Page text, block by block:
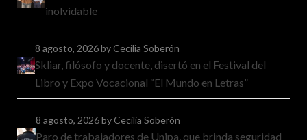
inolvidable
8 agosto, 2026by Cecilia Soberón
Skliar, filósofo y docente, disertó en el Festival del
Libro y Expo Vocacional “El Mundo en Letras”
8 agosto, 2026by Cecilia Soberón
Paro de trabajadores de Unipa, que brinda seguridad